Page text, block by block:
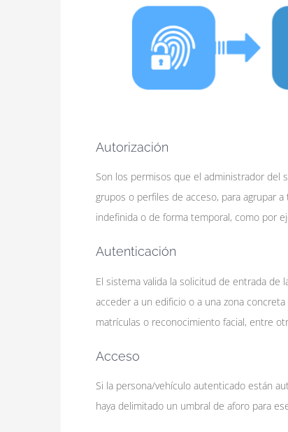
Autorización
Son los permisos que el administrador del
grupos o perfiles de acceso, para agrupar
indefinida o de forma temporal, como por
Autenticación
El sistema valida la solicitud de entrada
acceder a un edificio o a una zona
matrículas o reconocimiento facial, entre
Acceso
Si la persona/vehículo autenticado están
haya delimitado un umbral de aforo para